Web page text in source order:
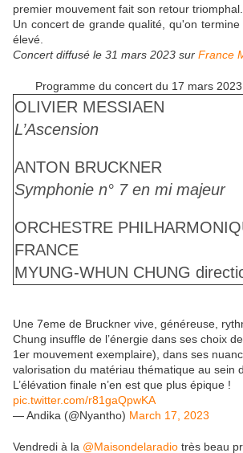
premier mouvement fait son retour triomphal.
Un concert de grande qualité, qu'on
élevé.
Concert diffusé le 31 mars 2023 sur France
Programme du concert du 17 mars
OLIVIER MESSIAEN
L’Ascension
ANTON BRUCKNER
Symphonie n° 7 en mi majeur
ORCHESTRE
FRANCE
MYUNG-WHUN CHUNG
Une 7eme de Bruckner vive, généreuse,
Chung insuffle de l’énergie dans ses choix
1er mouvement exemplaire), dans ses
valorisation du matériau thématique au sein
L’élévation finale n’en est que plus épique !
pic.twitter.com/r81gaQpwKA
— Andika (@Nyantho) March 17, 2023
Vendredi à la @Maisondelaradio très beau